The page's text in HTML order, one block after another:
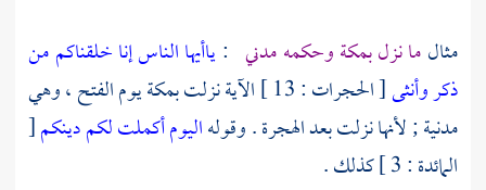
مثالما نزلبمكةوحكمه مدني :ياأيها الناس إنا خلقناكم من
ذكر وأنثى[ الحجرات : 13 ] الآية نزلت بمكةيوم الفتح ، وهي
مدنية ; لأنها نزلت بعد الهجرة . وقولهاليوم أكملت لكم دينكم[
المائدة : 3 ] كذلك .